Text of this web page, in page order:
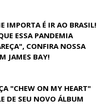
IMPORTA É IR AO BRASIL!
ESSA PANDEMIA
CONFIRA NOSSA
JAMES BAY!
"CHEW ON MY HEART"
DE SEU NOVO ÁLBUM